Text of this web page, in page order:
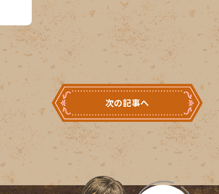
次の記事へ